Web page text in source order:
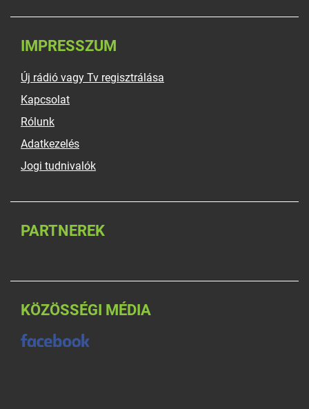
IMPRESSZUM
Új rádió vagy Tv regisztrálása
Kapcsolat
Rólunk
Adatkezelés
Jogi tudnivalók
PARTNEREK
KÖZÖSSÉGI MÉDIA